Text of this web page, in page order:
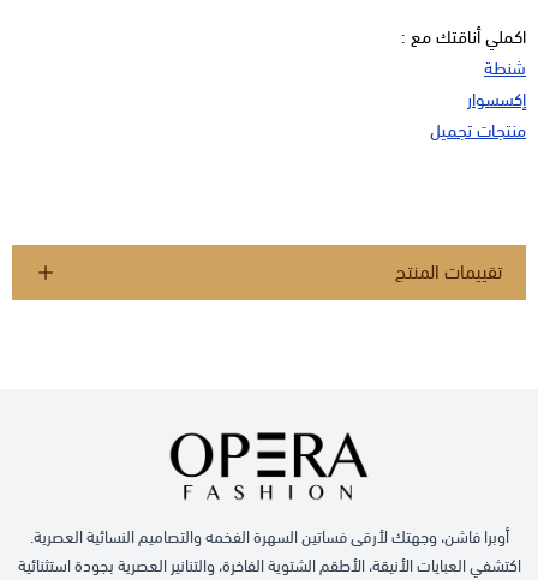
اكملي أناقتك مع :
شنطة
إكسسوار
منتجات تجميل
تقييمات المنتج
أوبرا فاشن، وجهتك لأرقى فساتين السهرة الفخمه والتصاميم النسائية العصرية.
اكتشفي العبايات الأنيقة، الأطقم الشتوية الفاخرة، والتنانير العصرية بجودة استثنائية